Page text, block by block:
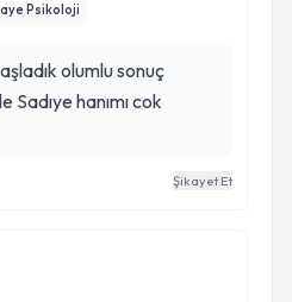
Psikoloji
olumlu sonuç
Sadıye hanımı cok
Şikayet Et